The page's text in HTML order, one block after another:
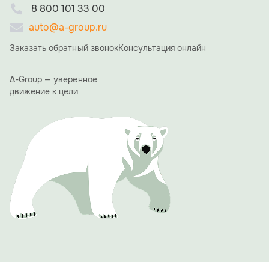
отмечали невероятную преданность делу,
стратегическое видение Алексея Николаевича и его
умение вести компанию к успеху.
«15 лет назад мы начинали с большой мечты. Сегодня
из вас, вашего труда, энергии и веры в общее дело», —
сказал в своей ответной речи Алексей Ямщиков.
Благодарственные письма получили сотрудники ООО
компании 10 и более лет.
Одним из ярких и обсуждаемых моментов вечера стала
презентация фирменного юбилейного календаря A-
GROUP. Его страницы украсили фотографии сотрудниц
холдинга с автомобилями производства A-GROUP.
Проект должен подчеркнуть, что за успехом компании
стоят не только прогрессивные технологии, но и яркие,
талантливые люди.
Вечер доказал: 15 лет для A-GROUP — не просто рубеж,
8 800 101 33 00
auto@a-group.ru
Заказать обратный звонокКонсультация онлайн
A-Group — уверенное
движение к цели